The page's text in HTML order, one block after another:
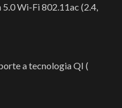
Wi-Fi 802.11ac (2.4,
a tecnologia QI (